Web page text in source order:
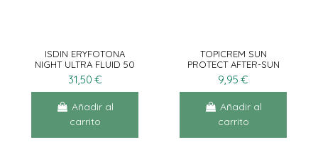
ISDIN ERYFOTONA
NIGHT ULTRA FLUID 50
mL
31,50 €
Añadir al
carrito
TOPICREM SUN
PROTECT AFTER-SUN
200ML
9,95 €
Añadir al
carrito